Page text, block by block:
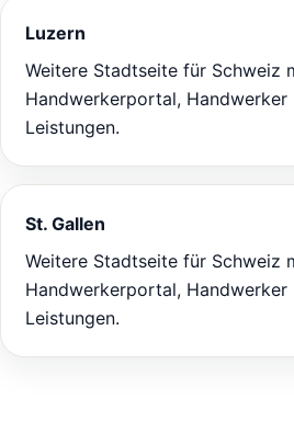
Luzern
Weitere Stadtseite für Schweiz
Handwerkerportal, Handwerker
Leistungen.
St. Gallen
Weitere Stadtseite für Schweiz
Handwerkerportal, Handwerker
Leistungen.